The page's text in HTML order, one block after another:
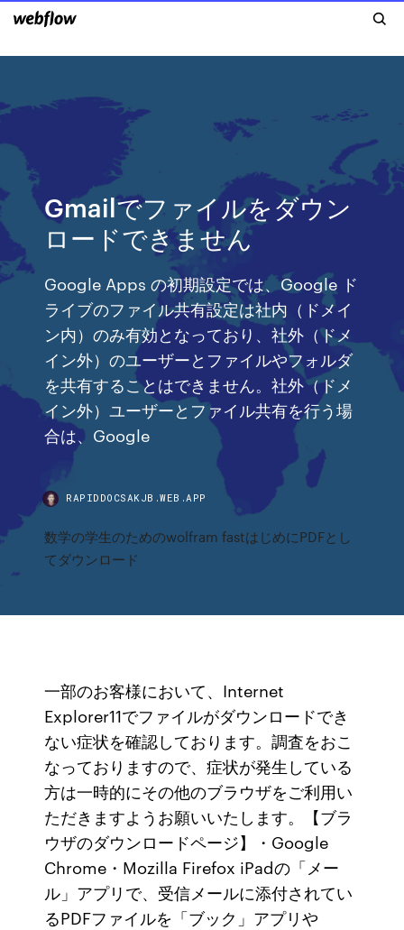
Gmailでファイルをダウン
ロードできません
Google Apps の初期設定では、Google ド
ライブのファイル共有設定は社内（ドメイ
ン内）のみ有効となっており、社外（ドメ
イン外）のユーザーとファイルやフォルダ
を共有することはできません。社外（ドメ
イン外）ユーザーとファイル共有を行う場
合は、Google
RAPIDDOCSAKJB.WEB.APP
数学の学生のためのwolfram fastはじめにPDFとし
てダウンロード
一部のお客様において、Internet
Explorer11でファイルがダウンロードでき
ない症状を確認しております。調査をおこ
なっておりますので、症状が発生している
方は一時的にその他のブラウザをご利用い
ただきますようお願いいたします。【ブラ
ウザのダウンロードページ】・Google
Chrome・Mozilla Firefox iPadの「メー
ル」アプリで、受信メールに添付されてい
るPDFファイルを「ブック」アプリや